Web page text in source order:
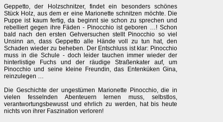
Geppetto, der Holzschnitzer, findet ein besonders schönes
Stück Holz, aus dem er eine Marionette schnitzen möchte. Die
Puppe ist kaum fertig, da beginnt sie schon zu sprechen und
rebelliert gegen ihre Fäden - Pinocchio ist geboren …! Schon
bald nach den ersten Gehversuchen stellt Pinocchio so viel
Unsinn an, dass Geppetto alle Hände voll zu tun hat, den
Schaden wieder zu beheben. Der Entschluss ist klar: Pinocchio
muss in die Schule - doch leider tauchen immer wieder der
hinterlistige Fuchs und der räudige Straßenkater auf, um
Pinocchio und seine kleine Freundin, das Entenküken Gina,
reinzulegen …
Die Geschichte der ungestümen Marionette Pinocchio, die in
vielen fesselnden Abenteuern lernen muss, selbstlos,
verantwortungsbewusst und ehrlich zu werden, hat bis heute
nichts von ihrer Faszination verloren!